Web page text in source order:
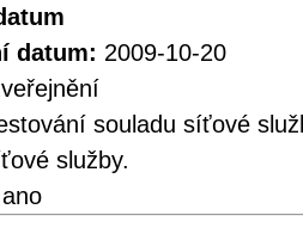
datum: 2009-10-20
souladu síťové
služby.
ano